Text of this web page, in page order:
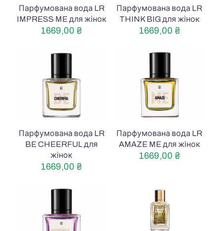
Парфумована вода LR
IMPRESS ME для жінок
1669,00 ₴
Парфумована вода LR
THINK BIG для жінок
1669,00 ₴
Парфумована вода LR
BE CHEERFUL для
жінок
1669,00 ₴
Парфумована вода LR
AMAZE ME для жінок
1669,00 ₴